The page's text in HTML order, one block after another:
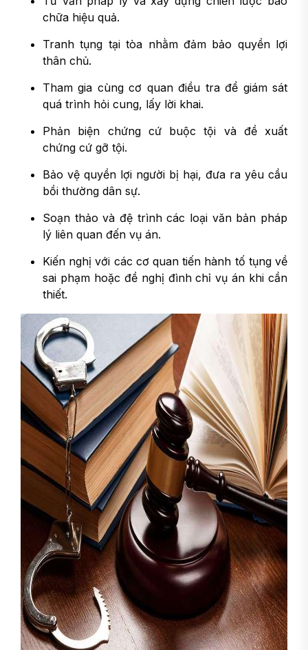
chữa hiệu quả.
Tranh tụng tại tòa nhằm đảm bảo quyền lợi
thân chủ.
Tham gia cùng cơ quan điều tra để giám sát
quá trình hỏi cung, lấy lời khai.
Phản biện chứng cứ buộc tội và đề xuất
chứng cứ gỡ tội.
Bảo vệ quyền lợi người bị hại, đưa ra yêu cầu
bồi thường dân sự.
Soạn thảo và đệ trình các loại văn bản pháp
lý liên quan đến vụ án.
Kiến nghị với các cơ quan tiến hành tố tụng về
sai phạm hoặc đề nghị đình chỉ vụ án khi cần
thiết.